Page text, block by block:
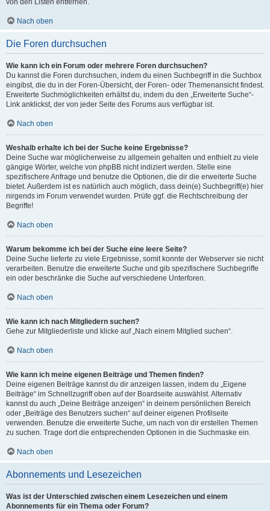
von den Listen entfernen.
Nach oben
Die Foren durchsuchen
Wie kann ich ein Forum oder mehrere Foren durchsuchen?
Du kannst die Foren durchsuchen, indem du einen Suchbegriff in die Suchbox
eingibst, die du in der Foren-Übersicht, der Foren- oder Themenansicht findest.
Erweiterte Suchmöglichkeiten erhältst du, indem du den „Erweiterte Suche“-
Link anklickst, der von jeder Seite des Forums aus verfügbar ist.
Nach oben
Weshalb erhalte ich bei der Suche keine Ergebnisse?
Deine Suche war möglicherweise zu allgemein gehalten und enthielt zu viele
gängige Wörter, welche von phpBB nicht indiziert werden. Stelle eine
spezifischere Anfrage und benutze die Optionen, die dir die erweiterte Suche
bietet. Außerdem ist es natürlich auch möglich, dass dein(e) Suchbegriff(e) hier
nirgends im Forum verwendet wurden. Prüfe ggf. die Rechtschreibung der
Begriffe!
Nach oben
Warum bekomme ich bei der Suche eine leere Seite?
Deine Suche lieferte zu viele Ergebnisse, somit konnte der Webserver sie nicht
verarbeiten. Benutze die erweiterte Suche und gib spezifischere Suchbegriffe
ein oder beschränke die Suche auf verschiedene Unterforen.
Nach oben
Wie kann ich nach Mitgliedern suchen?
Gehe zur Mitgliederliste und klicke auf „Nach einem Mitglied suchen“.
Nach oben
Wie kann ich meine eigenen Beiträge und Themen finden?
Deine eigenen Beiträge kannst du dir anzeigen lassen, indem du „Eigene
Beiträge“ im Schnellzugriff oben auf der Boardseite auswählst. Alternativ
kannst du auch „Deine Beiträge anzeigen“ in deinem persönlichen Bereich
oder „Beiträge des Benutzers suchen“ auf deiner eigenen Profilseite
verwenden. Benutze die erweiterte Suche, um nach von dir erstellen Themen
zu suchen. Trage dort die entsprechenden Optionen in die Suchmaske ein.
Nach oben
Abonnements und Lesezeichen
Was ist der Unterschied zwischen einem Lesezeichen und einem
Abonnements für ein Thema oder Forum?